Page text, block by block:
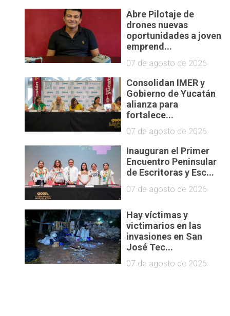
Abre Pilotaje de
drones nuevas
oportunidades a joven
emprend...
07 de agosto de 2026
Consolidan IMER y
Gobierno de Yucatán
alianza para
fortalece...
07 de agosto de 2026
Inauguran el Primer
Encuentro Peninsular
de Escritoras y Esc...
07 de agosto de 2026
Hay víctimas y
victimarios en las
invasiones en San
José Tec...
07 de agosto de 2026